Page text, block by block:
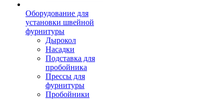
Оборудование для
установки швейной
фурнитуры
Дырокол
Насадки
Подставка для
пробойника
Прессы для
фурнитуры
Пробойники